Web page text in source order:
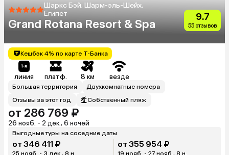
Шаркс Бэй, Шарм-эль-Шейх,
Египет
Grand Rotana Resort & Spa
9.7
55 отзывов
Кешбэк 4% по карте Т-Банка
линия платф. 8 км везде
Большая территория
Двухкомнатные номера
Отзывы за этот год
Собственный пляж
от 286 769 ₽
26 нояб. - 2 дек., 6 ночей
Выгодные туры на соседние даты
от 346 411 ₽
25 нояб. - 3 дек., 8 н.
от 355 954 ₽
19 нояб. - 27 нояб., 8 н.